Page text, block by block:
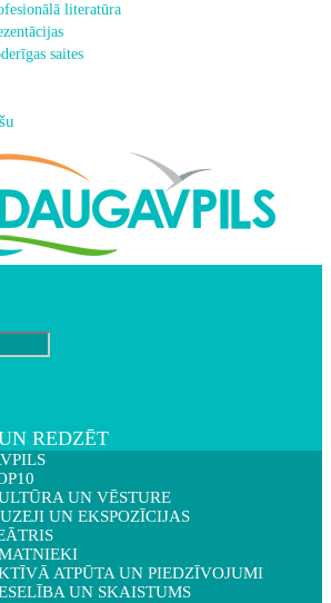
literatūra
saites
REDZĒT
UN VĒSTURE
UN EKSPOZĪCIJAS
ATPŪTA UN PIEDZĪVOJUMI
UN SKAISTUMS